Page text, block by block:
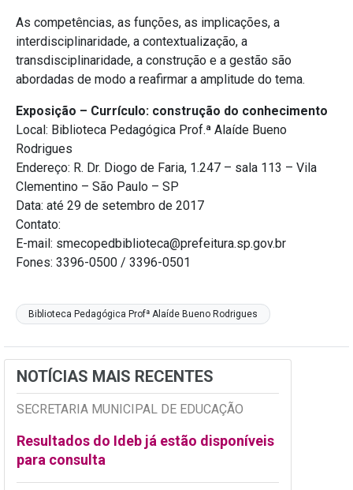
As competências, as funções, as implicações, a
interdisciplinaridade, a contextualização, a
transdisciplinaridade, a construção e a gestão são
abordadas de modo a reafirmar a amplitude do tema.
Exposição – Currículo: construção do conhecimento
Local: Biblioteca Pedagógica Prof.ª Alaíde Bueno
Rodrigues
Endereço: R. Dr. Diogo de Faria, 1.247 – sala 113 – Vila
Clementino – São Paulo – SP
Data: até 29 de setembro de 2017
Contato:
E-mail: smecopedbiblioteca@prefeitura.sp.gov.br
Fones: 3396-0500 / 3396-0501
Biblioteca Pedagógica Profª Alaíde Bueno Rodrigues
NOTÍCIAS MAIS RECENTES
SECRETARIA MUNICIPAL DE EDUCAÇÃO
Resultados do Ideb já estão disponíveis
para consulta